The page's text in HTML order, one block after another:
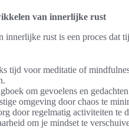
van innerlijke rust
innerlijke rust is een proces dat
tijd voor meditatie of
om gevoelens en
omgeving door chaos te
door regelmatig activiteiten te
om je mindset te